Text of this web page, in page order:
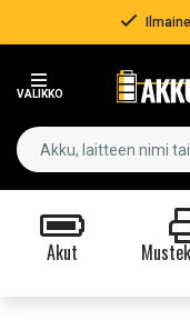
VALIKKO
Akut